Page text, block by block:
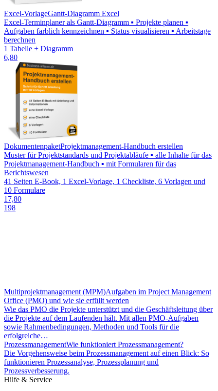
Excel-VorlageGantt-Diagramm Excel
Excel-Terminplaner als Gantt-Diagramm ▪ Projekte planen ▪
Aufgaben farblich kennzeichnen ▪ Status visualisieren ▪ Arbeitstage
berechnen
1 Tabelle + Diagramm
6,80
DokumentenpaketProjektmanagement-Handbuch erstellen
Muster für Projektstandards und Projektabläufe ▪ alle Inhalte für das
Projektmanagement-Handbuch ▪ mit Formularen für das
Berichtswesen
41 Seiten E-Book, 1 Excel-Vorlage, 1 Checkliste, 6 Vorlagen und
10 Formulare
17,80
198
Multiprojektmanagement (MPM)Aufgaben im Project Management
Office (PMO) und wie sie erfüllt werden
Wie das PMO die Projekte unterstützt und die Geschäftsleitung über
die Projekte auf dem Laufenden hält. Mit allen PMO-Aufgaben
sowie Rahmenbedingungen, Methoden und Tools für die
erfolgreiche…
ProzessmanagementWie funktioniert Prozessmanagement?
Die Vorgehensweise beim Prozessmanagement auf einen Blick: So
funktionieren Prozessanalyse, Prozessplanung und
Prozessverbesserung.
Hilfe & Service